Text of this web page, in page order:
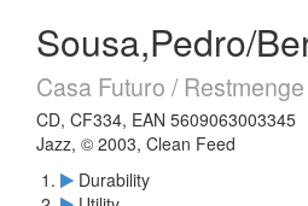
Sousa,Pedro/
Casa Futuro / Restmenge
CD, CF334, EAN 5609063003345
Jazz, © 2003, Clean Feed
Durability